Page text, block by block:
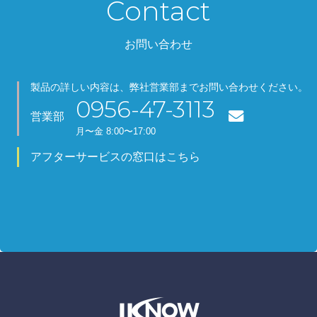
Contact
お問い合わせ
製品の詳しい内容は、弊社営業部までお問い合わせください。
営業部 0956-47-3113
月 〜金 8:00〜17:00
アフターサービスの窓口はこちら